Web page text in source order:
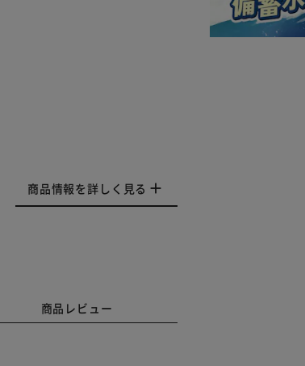
商品情報を詳しく見る
商品レビュー